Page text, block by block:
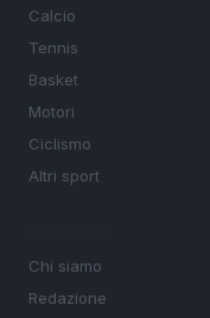
Calcio
Tennis
Basket
Motori
Ciclismo
Altri sport
Chi siamo
Redazione